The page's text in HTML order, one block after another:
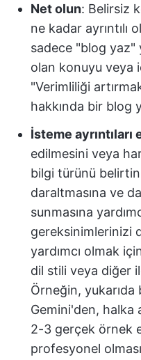
Net olun: Belirsiz
ne kadar ayrıntılı
sadece "blog yaz"
olan konuyu veya
"Verimliliği
hakkında bir blog
İsteme ayrıntıları
edilmesini veya
bilgi türünü
daraltmasına ve
sunmasına
gereksinimlerinizi
yardımcı olmak
dil stili veya diğer
Örneğin,
Gemini'den, halka
2-3 gerçek örnek
profesyonel